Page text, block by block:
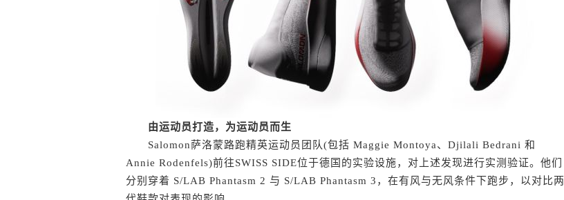
由运动员打造，为运动员而生
Salomon萨洛蒙路跑精英运动员团队(包括 Maggie Montoya、Djilali Bedrani 和
Annie Rodenfels)前往SWISS SIDE位于德国的实验设施，对上述发现进行实测验证。他们
分别穿着 S/LAB Phantasm 2 与 S/LAB Phantasm 3，在有风与无风条件下跑步，以对比两